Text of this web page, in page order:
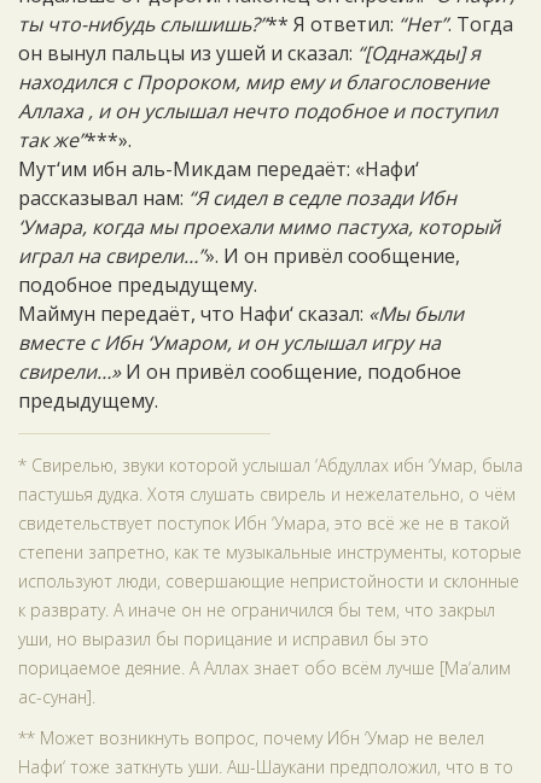
ты что-нибудь слышишь?”** Я ответил: “Нет”. Тогда
он вынул пальцы из ушей и сказал: “[Однажды] я
находился с Пророком, мир ему и благословение
Аллаха , и он услышал нечто подобное и поступил
так же”***».
Мут‘им ибн аль-Микдам передаёт: «Нафи‘
рассказывал нам: “Я сидел в седле позади Ибн
‘Умара, когда мы проехали мимо пастуха, который
играл на свирели…”». И он привёл сообщение,
подобное предыдущему.
Маймун передаёт, что Нафи‘ сказал: «Мы были
вместе с Ибн ‘Умаром, и он услышал игру на
свирели…»И он привёл сообщение, подобное
предыдущему.
* Свирелью, звуки которой услышал ‘Абдуллах ибн ‘Умар, была
пастушья дудка. Хотя слушать свирель и нежелательно, о чём
свидетельствует поступок Ибн ‘Умара, это всё же не в такой
степени запретно, как те музыкальные инструменты, которые
используют люди, совершающие непристойности и склонные
к разврату. А иначе он не ограничился бы тем, что закрыл
уши, но выразил бы порицание и исправил бы это
порицаемое деяние. А Аллах знает обо всём лучше [Ма‘алим
ас-сунан].
** Может возникнуть вопрос, почему Ибн ‘Умар не велел
Нафи‘ тоже заткнуть уши. Аш-Шаукани предположил, что в то